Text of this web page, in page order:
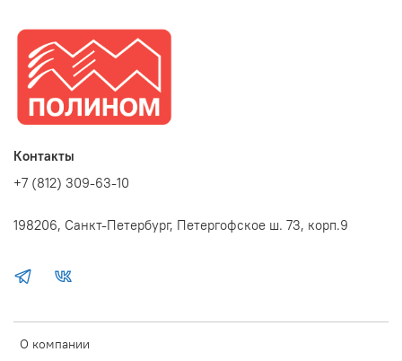
О компании
Контакты
+7 (812) 309-63-10
198206, Санкт-Петербург, Петергофское ш. 73, корп.9